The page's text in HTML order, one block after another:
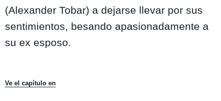
(Alexander Tobar) a dejarse llevar por sus
sentimientos, besando apasionadamente a
su ex esposo.
Ve el capítulo en